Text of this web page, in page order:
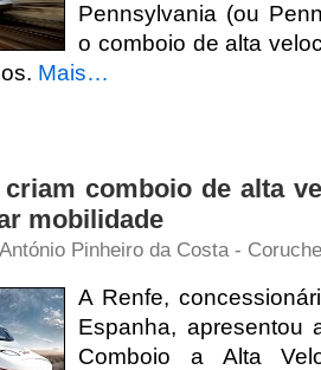
Pennsylvania (ou
o comboio de alta
Mais…
comboio de alta
mobilidade
Pinheiro da Costa -
A Renfe,
Espanha, apresentou
Comboio a Alta